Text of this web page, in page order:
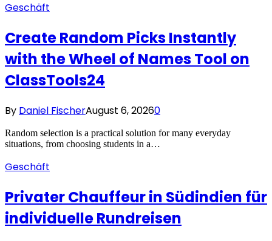
Geschäft
Create Random Picks Instantly
with the Wheel of Names Tool on
ClassTools24
By Daniel FischerAugust 6, 20260
Random selection is a practical solution for many everyday
situations, from choosing students in a…
Geschäft
Privater Chauffeur in Südindien für
individuelle Rundreisen